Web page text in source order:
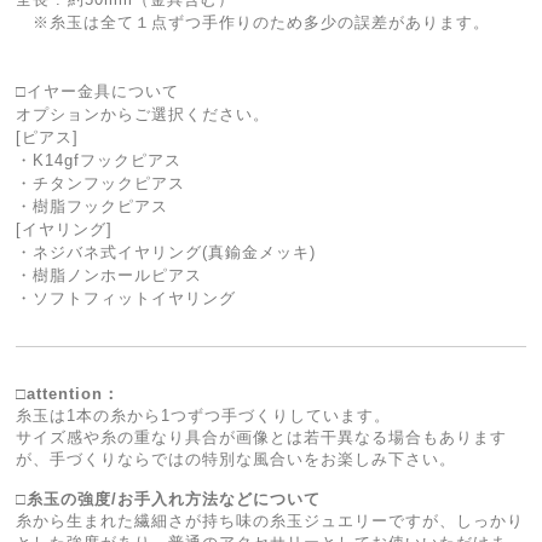
※糸玉は全て１点ずつ手作りのため多少の誤差があります。
□イヤー金具について
オプションからご選択ください。
[ピアス]
・K14gfフックピアス
・チタンフックピアス
・樹脂フックピアス
[イヤリング]
・ネジバネ式イヤリング(真鍮金メッキ)
・樹脂ノンホールピアス
・ソフトフィットイヤリング
□attention：
糸玉は1本の糸から1つずつ手づくりしています。
サイズ感や糸の重なり具合が画像とは若干異なる場合もあります
が、手づくりならではの特別な風合いをお楽しみ下さい。
□糸玉の強度/お手入れ方法などについて
糸から生まれた繊細さが持ち味の糸玉ジュエリーですが、しっかり